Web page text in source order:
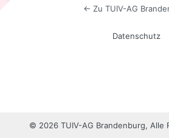
← Zu TUIV-AG
Datenschutz
© 2026 TUIV-AG Brandenburg, Alle